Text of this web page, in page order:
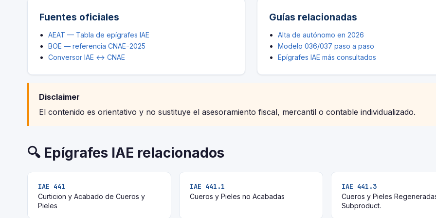
Fuentes oficiales
AEAT — Tabla de epígrafes IAE
BOE — referencia CNAE-2025
Conversor IAE ↔ CNAE
Guías relacionadas
Alta de autónomo en 2026
Modelo 036/037 paso a paso
Epígrafes IAE más consultados
Disclaimer
El contenido es orientativo y no sustituye el asesoramiento fiscal, mercantil o contable individualizado.
🔍 Epígrafes IAE relacionados
IAE 441
Curticion y Acabado de Cueros y
Pieles
IAE 441.1
Cueros y Pieles no Acabadas
IAE 441.3
Cueros y Pieles
Subproduct.